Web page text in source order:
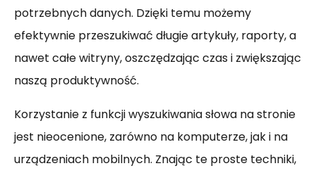
potrzebnych danych. Dzięki temu możemy
efektywnie przeszukiwać długie artykuły, raporty, a
nawet całe witryny, oszczędzając czas i zwiększając
naszą produktywność.
Korzystanie z funkcji wyszukiwania słowa na stronie
jest nieocenione, zarówno na komputerze, jak i na
urządzeniach mobilnych. Znając te proste techniki,